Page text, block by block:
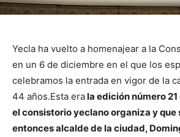
Yecla ha vuelto a homenajear a la
en un 6 de diciembre en el que los
celebramos la entrada en vigor de la
44 años.Esta erala edición número
el consistorio yeclano organiza y que
entonces alcalde de la ciudad,